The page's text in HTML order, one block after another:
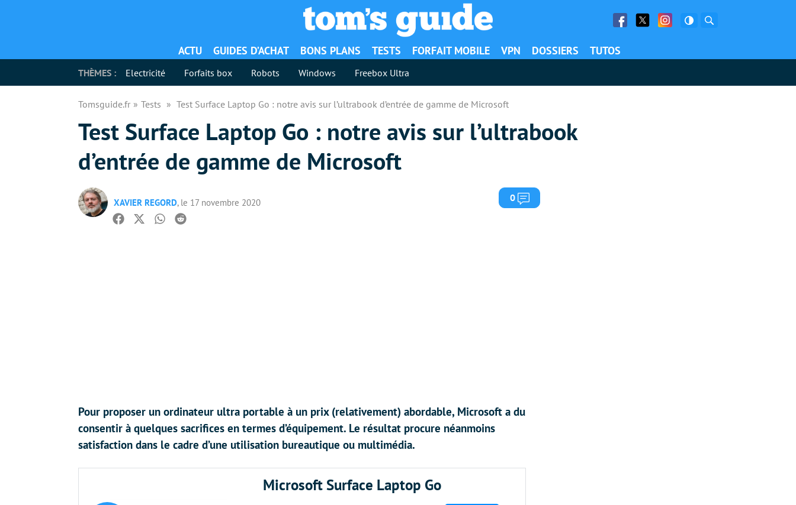
Facebook
Twitter Facebook
ACTU GUIDES D’ACHAT BONS PLANS TESTS FORFAIT MOBILE VPN DOSSIERS TUTOS
THÈMES : Electricité Forfaits box Robots Windows Freebox Ultra
Tomsguide.fr Tests Test Surface Laptop Go : notre avis sur l’ultrabook d’entrée de gamme de Microsoft
Test Surface Laptop Go : notre avis sur l’ultrabook
d’entrée de gamme de Microsoft
XAVIER REGORD, le 17 novembre 2020 0 Commentaires
Facebook
TwitterWhatsapp
Reddit
Pour proposer un ordinateur ultra portable à un prix (relativement) abordable, Microsoft a du
consentir à quelques sacrifices en termes d’équipement. Le résultat procure néanmoins
satisfaction dans le cadre d’une utilisation bureautique ou multimédia.
Microsoft Surface Laptop Go